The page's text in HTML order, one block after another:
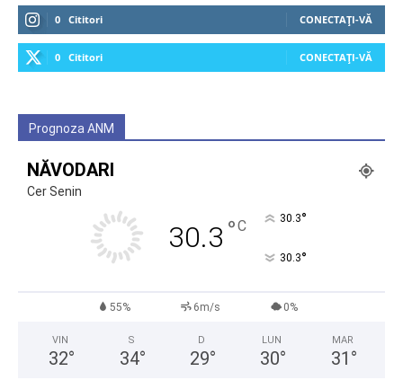
0 Cititori CONECTAȚI-VĂ
0 Cititori CONECTAȚI-VĂ
Prognoza ANM
NĂVODARI
Cer Senin
30.3 °C 30.3°
30.3°
55% 6m/s 0%
VIN
32°
S
34°
D
29°
LUN
30°
MAR
31 °